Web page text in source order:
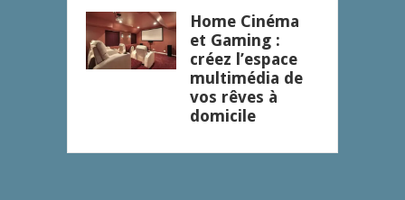
Home Cinéma
et Gaming :
créez l’espace
multimédia de
vos rêves à
domicile